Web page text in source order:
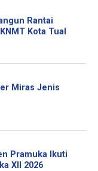
Rantai
Kota Tual
Miras Jenis
Pramuka Ikuti
XII 2026